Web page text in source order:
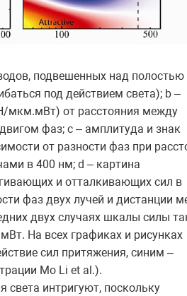
подвешенных над полостью
под действием света); b –
мкм.мВт) от расстояния между
фаз; c – амплитуда и знак
от разности фаз при
в 400 нм; d – картина
и отталкивающих сил в
фаз двух лучей и дистанции
двух случаях шкалы силы
На всех графиках и рисунках
сил притяжения, синим –
Mo Li et al.).
света интригуют, поскольку